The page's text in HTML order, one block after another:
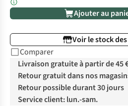
Ajouter au
Voir le stock
Comparer
Livraison gratuite à partir de 45
Retour gratuit dans nos
Retour possible durant 30 jours
Service client: lun.-sam.